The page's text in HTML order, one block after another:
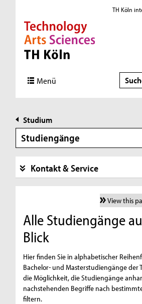
Direkt zur Hauptnavigation
Direkt zur Subnavigation
Direkt zum Inhalt
Direkt zum Fußbereich
TH Köln
Menü Suche
Studium
Studiengänge
Kontakt & Service
View this
Alle Studiengänge
Blick
Hier finden Sie in alphabetischer
Bachelor- und Masterstudiengänge der
die Möglichkeit, die Studiengänge
nachstehenden Begriffe nach
filtern.